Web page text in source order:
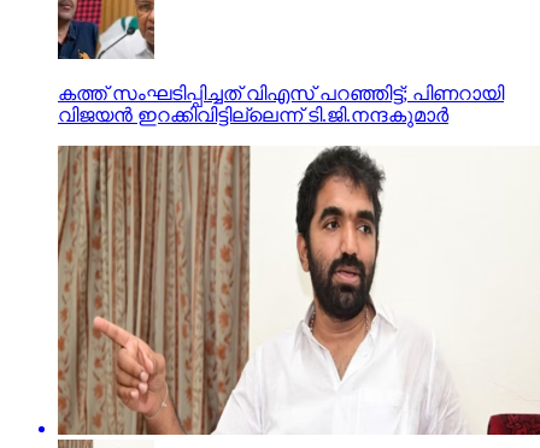
കത്ത് സംഘടിപ്പിച്ചത് വിഎസ് പറഞ്ഞിട്ട്; പിണറായി
വിജയന്‍ ഇറക്കിവിട്ടില്ലെന്ന് ടി.ജി.നന്ദകുമാര്‍